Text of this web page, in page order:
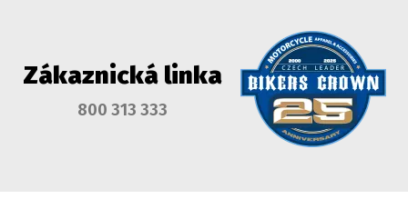
Zákaznická linka
800 313 333